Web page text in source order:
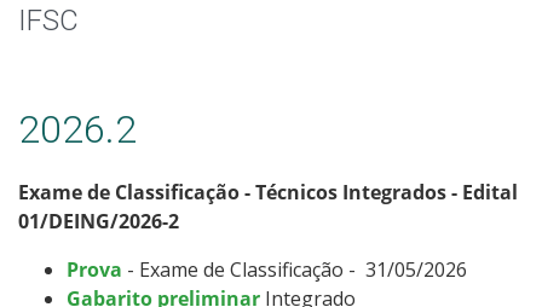
Educação de Jovens e Adultos
Processo de Inscrição
Resultados
IFSC
2026.2
Exame de Classificação - Técnicos Integrados - Edital
01/DEING/2026-2
Prova - Exame de Classificação - 31/05/2026
Gabarito preliminar Integrado